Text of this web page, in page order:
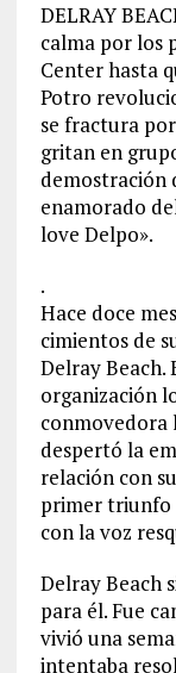
DELRAY
calma por los
Center hasta
Potro
se fractura
gritan en
demostración
enamorado
love Delpo».
.
Hace doce
cimientos de
Delray Beach.
organización
conmovedora
despertó la
relación con
primer triunfo
con la voz
Delray Beach
para él. Fue
vivió una
intentaba